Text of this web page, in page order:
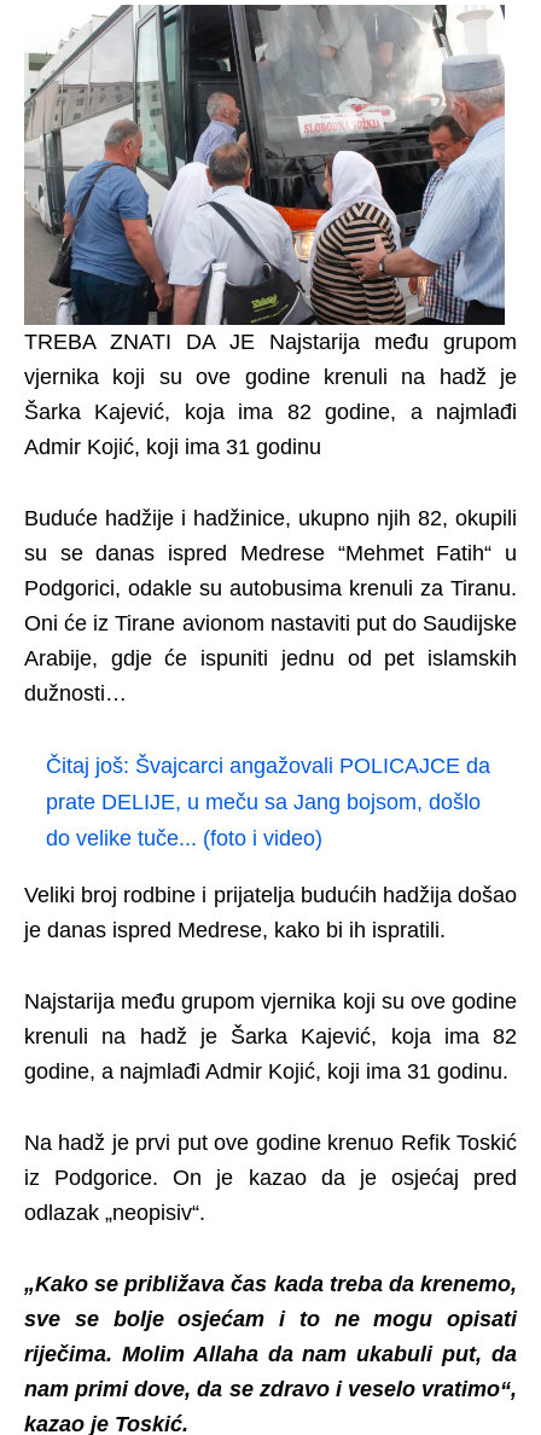
TREBA ZNATI DA JE Najstarija među grupom
vjernika koji su ove godine krenuli na hadž je
Šarka Kajević, koja ima 82 godine, a najmlađi
Admir Kojić, koji ima 31 godinu
Buduće hadžije i hadžinice, ukupno njih 82, okupili
su se danas ispred Medrese “Mehmet Fatih“ u
Podgorici, odakle su autobusima krenuli za Tiranu.
Oni će iz Tirane avionom nastaviti put do Saudijske
Arabije, gdje će ispuniti jednu od pet islamskih
dužnosti…
Čitaj još: Švajcarci angažovali POLICAJCE da
prate DELIJE, u meču sa Jang bojsom, došlo
do velike tuče... (foto i video)
Veliki broj rodbine i prijatelja budućih hadžija došao
je danas ispred Medrese, kako bi ih ispratili.
Najstarija među grupom vjernika koji su ove godine
krenuli na hadž je Šarka Kajević, koja ima 82
godine, a najmlađi Admir Kojić, koji ima 31 godinu.
Na hadž je prvi put ove godine krenuo Refik Toskić
iz Podgorice. On je kazao da je osjećaj pred
odlazak „neopisiv“.
„Kako se približava čas kada treba da krenemo,
sve se bolje osjećam i to ne mogu opisati
riječima. Molim Allaha da nam ukabuli put, da
nam primi dove, da se zdravo i veselo vratimo“,
kazao je Toskić.